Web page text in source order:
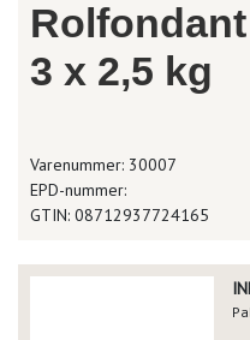
3 x 2,5 kg
Varenummer: 30007
EPD-nummer:
GTIN: 08712937724165